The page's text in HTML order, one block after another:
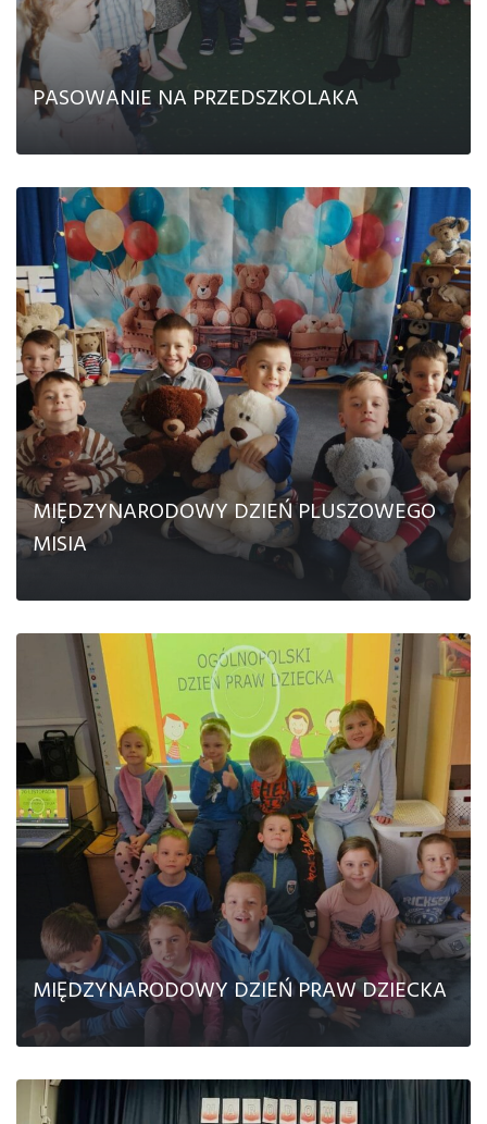
PASOWANIE NA PRZEDSZKOLAKA
CZYTAJ DALEJ
MIĘDZYNARODOWY DZIEŃ PLUSZOWEGO
MISIA
CZYTAJ DALEJ
MIĘDZYNARODOWY DZIEŃ PRAW DZIECKA